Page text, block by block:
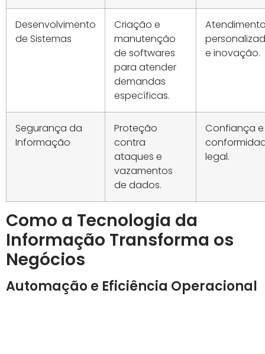
Desenvolvimento
de Sistemas
Criação e
manutenção
de softwares
para atender
demandas
específicas.
e inovação.
Segurança da
Informação
Proteção
contra
ataques e
vazamentos
de dados.
Confiança e
legal.
Como a Tecnologia da
Informação Transforma os
Negócios
Automação e Eficiência Operacional